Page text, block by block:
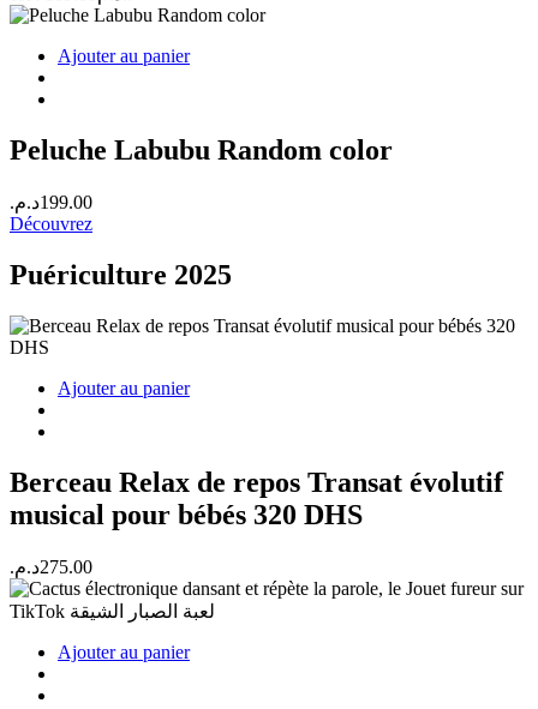
Ajouter au panier
Peluche Labubu Random color
199.00د.م.
Découvrez
Puériculture 2025
Ajouter au panier
Berceau Relax de repos Transat évolutif
musical pour bébés 320 DHS
275.00د.م.
Ajouter au panier